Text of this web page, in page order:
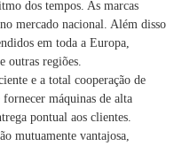
dos tempos. As marcas
mercado nacional. Além disso
em toda a Europa,
outras regiões.
e a total cooperação de
fornecer máquinas de alta
pontual aos clientes.
mutuamente vantajosa,